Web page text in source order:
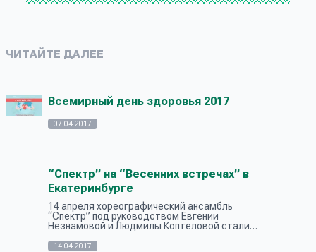
ЧИТАЙТЕ ДАЛЕЕ
Всемирный день здоровья 2017
07.04.2017
“Спектр” на “Весенних встречах” в
Екатеринбурге
14 апреля хореографический ансамбль
“Спектр” под руководством Евгении
Незнамовой и Людмилы Коптеловой стали
конкурса “Весенние встречи. Екатеринбург”.
14.04.2017